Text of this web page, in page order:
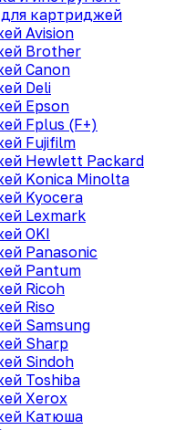
картриджей
Avision
Brother
Canon
Deli
Epson
Fplus (F+)
Fujifilm
Hewlett Packard
Konica Minolta
Kyocera
Lexmark
OKI
Panasonic
Pantum
Ricoh
Riso
Samsung
Sharp
Sindoh
Toshiba
Xerox
Катюша